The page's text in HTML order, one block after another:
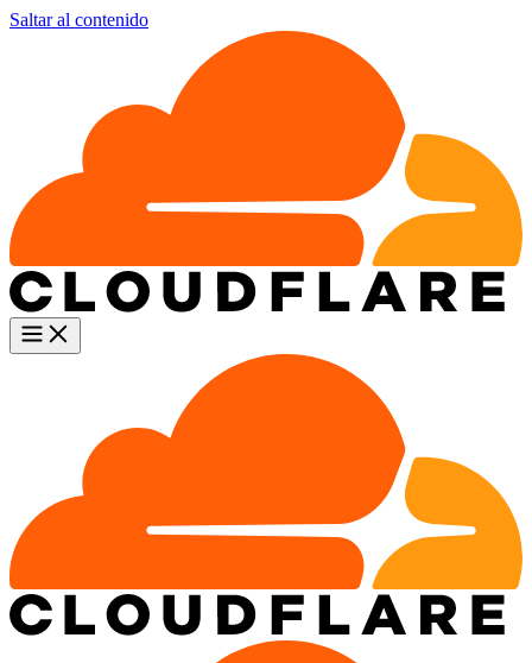
Saltar al contenido